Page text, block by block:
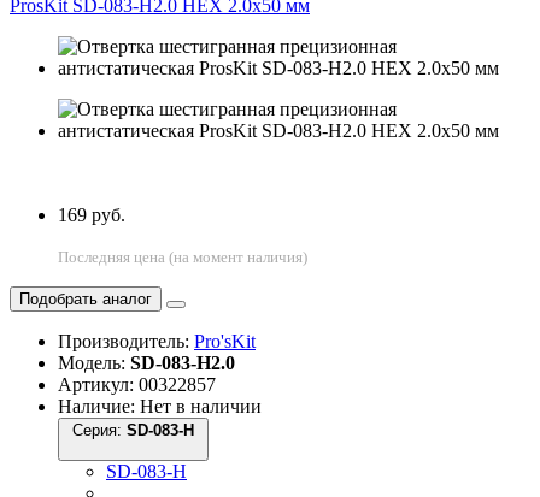
169 руб.
Последняя цена (на момент наличия)
Подобрать аналог
Производитель: Pro'sKit
Модель: SD-083-H2.0
Артикул: 00322857
Наличие: Нет в наличии
Серия:
SD-083-H